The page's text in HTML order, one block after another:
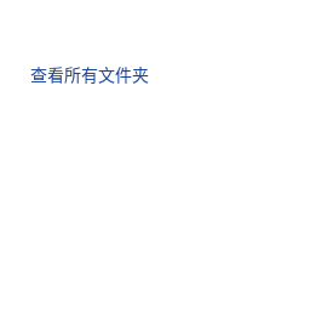
查看所有文件夹